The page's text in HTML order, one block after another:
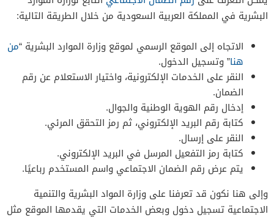
البشرية في المملكة العربية السعودية من خلال الطريقة التالية:
الاتجاه إلى الموقع الرسمي لموقع وزارة الموارد البشرية “من
هنا” وتسجيل الدخول.
النقر على الخدمات الإلكترونية، واختيار الاستعلام عن رقم
الضمان.
إدخال رقم الهوية الوطنية والجوال.
كتابة رقم البريد الإلكتروني، ثم رمز التحقق المرئي.
النقر على إرسال.
كتابة رمز التفعيل المرسل في البريد الإلكتروني.
يتم عرض رقم الضمان الاجتماعي واسم المستخدم رباعيًا.
وإلى هنا نكون قد تعرفنا على وزارة المواد البشرية والتنمية
الاجتماعية تسجيل دخول وبعض الخدمات التي يقدمها الموقع مثل